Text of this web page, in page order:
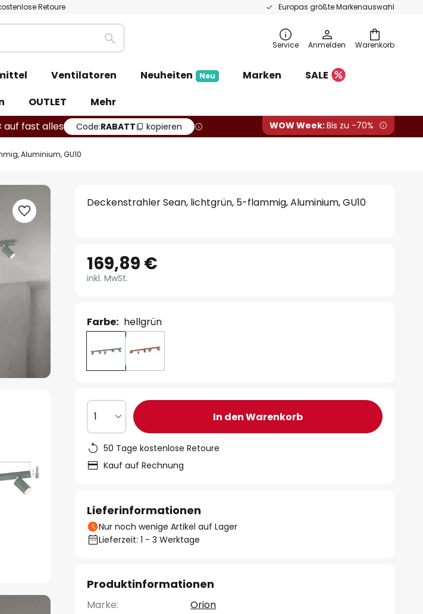
Retoure Europas größte Markenauswahl
Warenkorb
Suche Service Anmelden
Ventilatoren Neuheiten Neu Marken
SALE
OUTLET
Mehr
auf fast alles Code:RABATT kopieren WOW Week:Bis zu -70%
Aluminium, GU10
Deckenstrahler Sean, lichtgrün, 5-flammig, Aluminium, GU10
169,89 €
inkl. MwSt.
Farbe: hellgrün
1 In den Warenkorb
50 Tage kostenlose Retoure
Kauf auf Rechnung
Lieferinformationen
Nur noch wenige Artikel auf Lager
Lieferzeit: 1 - 3 Werktage
Produktinformationen
Marke:
Orion